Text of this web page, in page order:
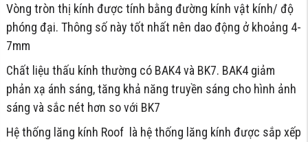
Vòng tròn thị kính được tính bằng đường kính vật kính/ độ
phóng đại. Thông số này tốt nhất nên dao động ở khoảng 4-
7mm
Chất liệu thấu kính thường có BAK4 và BK7. BAK4 giảm
phản xạ ánh sáng, tăng khả năng truyền sáng cho hình ảnh
sáng và sắc nét hơn so với BK7
Hệ thống lăng kính Roof là hệ thống lăng kính được sắp xếp